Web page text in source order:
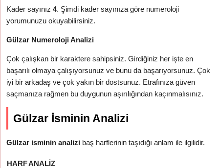
Kader sayınız4. Şimdi kader sayınıza göre numeroloji
yorumunuzu okuyabilirsiniz.
Gülzar Numeroloji Analizi
Çok çalışkan bir karaktere sahipsiniz. Girdiğiniz her işte en
başarılı olmaya çalışıyorsunuz ve bunu da başarıyorsunuz. Çok
iyi bir arkadaş ve çok yakın bir dostsunuz. Etrafınıza güven
saçmanıza rağmen bu duygunun aşırılığından kaçınmalısınız.
Gülzar İsminin Analizi
Gülzar isminin analizi baş harflerinin taşıdığı anlam ile ilgilidir.
HARFANALIZ